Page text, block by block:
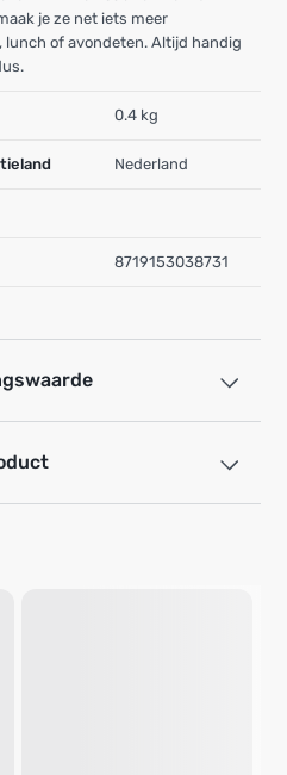
je ze net iets meer
of avondeten. Altijd handig
0.4 kg
Nederland
8719153038731